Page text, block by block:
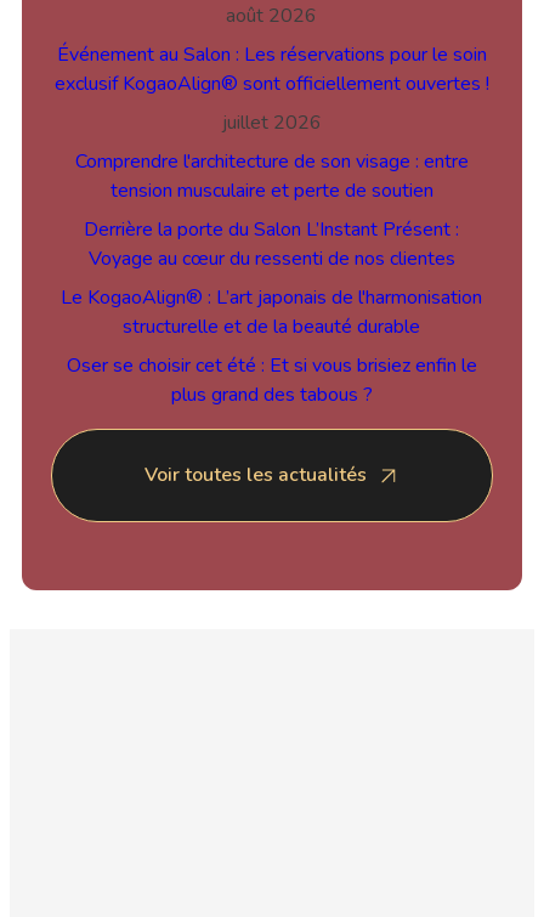
août 2026
Événement au Salon : Les réservations pour le soin
exclusif KogaoAlign® sont officiellement ouvertes !
juillet 2026
Comprendre l'architecture de son visage : entre
tension musculaire et perte de soutien
Derrière la porte du Salon L’Instant Présent :
Voyage au cœur du ressenti de nos clientes
Le KogaoAlign® : L’art japonais de l'harmonisation
structurelle et de la beauté durable
Oser se choisir cet été : Et si vous brisiez enfin le
plus grand des tabous ?
Voir toutes les actualités